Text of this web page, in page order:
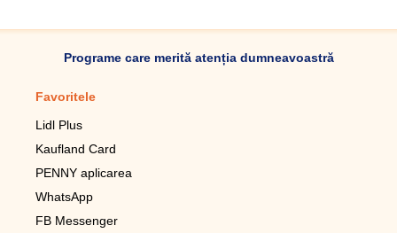
Programe care merită atenția dumneavoastră
Favoritele
Lidl Plus
Kaufland Card
PENNY aplicarea
WhatsApp
FB Messenger